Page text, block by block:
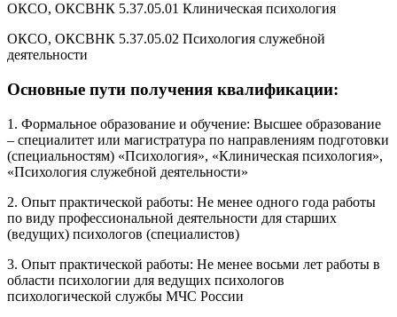
ОКСО, ОКСВНК 5.37.05.01 Клиническая психология
ОКСО, ОКСВНК 5.37.05.02 Психология служебной
деятельности
Основные пути получения квалификации:
1. Формальное образование и обучение: Высшее образование
– специалитет или магистратура по направлениям подготовки
(специальностям) «Психология», «Клиническая психология»,
«Психология служебной деятельности»
2. Опыт практической работы: Не менее одного года работы
по виду профессиональной деятельности для старших
(ведущих) психологов (специалистов)
3. Опыт практической работы: Не менее восьми лет работы в
области психологии для ведущих психологов
психологической службы МЧС России